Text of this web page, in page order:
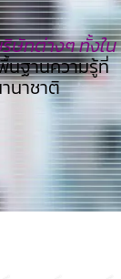
ษัทต่างๆ ทั้งใน
นฐานความรู้ที่
นาชาติ